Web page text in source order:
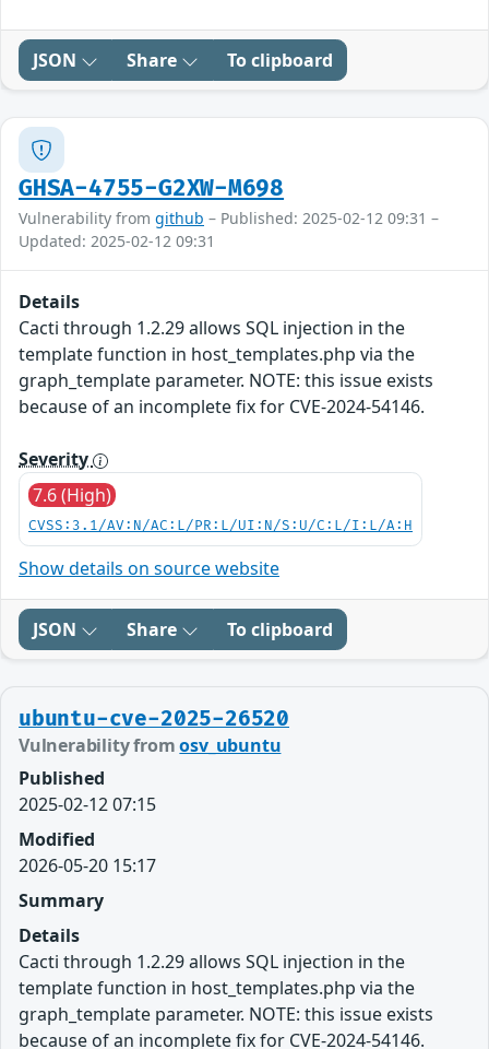
JSON Share To clipboard
GHSA-4755-G2XW-M698
Vulnerability from github – Published: 2025-02-12 09:31 –
Updated: 2025-02-12 09:31
Details
Cacti through 1.2.29 allows SQL injection in the
template function in host_templates.php via the
graph_template parameter. NOTE: this issue exists
because of an incomplete fix for CVE-2024-54146.
Severity
7.6 (High)
CVSS:3.1/AV:N/AC:L/PR:L/UI:N/S:U/C:L/I:L/A:H
Show details on source website
JSON Share To clipboard
ubuntu-cve-2025-26520
Vulnerability fromosv_ubuntu
Published
2025-02-12 07:15
Modified
2026-05-20 15:17
Summary
Details
Cacti through 1.2.29 allows SQL injection in the
template function in host_templates.php via the
graph_template parameter. NOTE: this issue exists
because of an incomplete fix for CVE-2024-54146.